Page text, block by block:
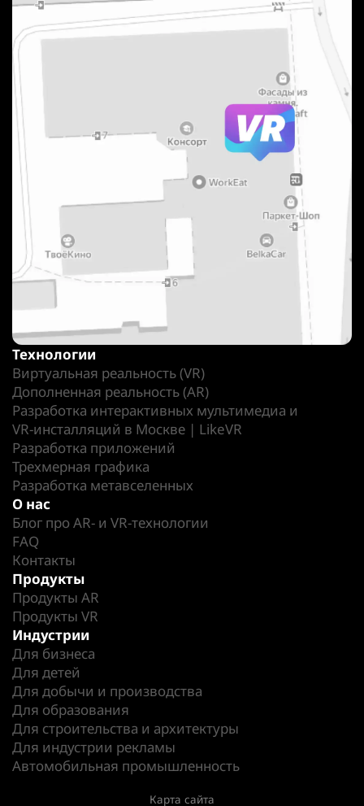
Технологии
Виртуальная реальность (VR)
Дополненная реальность (AR)
Разработка интерактивных мультимедиа и
VR-инсталляций в Москве | LikeVR
Разработка приложений
Трехмерная графика
Разработка метавселенных
О нас
Блог про AR- и VR-технологии
FAQ
Контакты
Продукты
Продукты AR
Продукты VR
Индустрии
Для бизнеса
Для детей
Для добычи и производства
Для образования
Для строительства и архитектуры
Для индустрии рекламы
Автомобильная промышленность
Карта сайта